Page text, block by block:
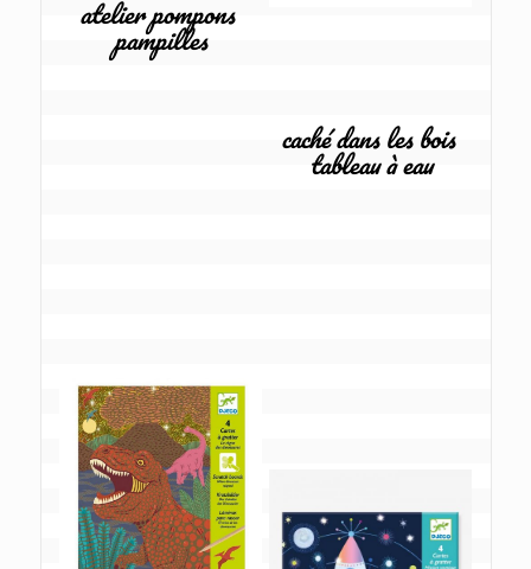
atelier pompons
pampilles
caché dans les bois
tableau à eau